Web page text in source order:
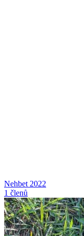
Nehbet 2022
1 členů